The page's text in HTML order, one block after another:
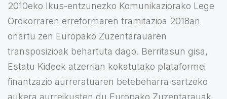
2010eko Ikus-entzunezko Komunikaziorako Lege
Orokorraren erreformaren tramitazioa 2018an
onartu zen Europako Zuzentarauaren
transposizioak behartuta dago. Berritasun gisa,
Estatu Kideek atzerrian kokatutako plataformei
finantzazio aurreratuaren betebeharra sartzeko
aukera aurreikusten du Europako Zuzentarauak,